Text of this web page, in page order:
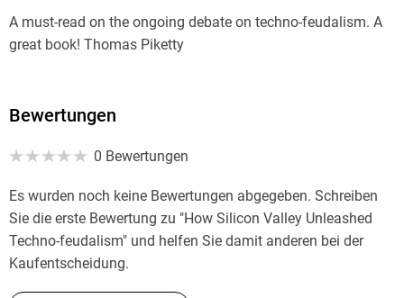
writes on Italian politics for publications including
Internazionale
A must-read on the ongoing debate on techno-feudalism. A
great book! Thomas Piketty
Bewertungen
0 Bewertungen
Es wurden noch keine Bewertungen abgegeben. Schreiben
Sie die erste Bewertung zu "How Silicon Valley Unleashed
Techno-feudalism" und helfen Sie damit anderen bei der
Kaufentscheidung.